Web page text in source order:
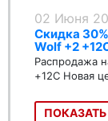
02 Июня
Скидка
Wolf +2
Распродажа
+12C Новая
ПОКАЗАТЬ